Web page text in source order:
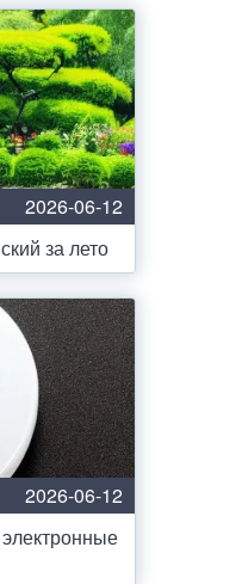
2026-06-12
за лето
2026-06-12